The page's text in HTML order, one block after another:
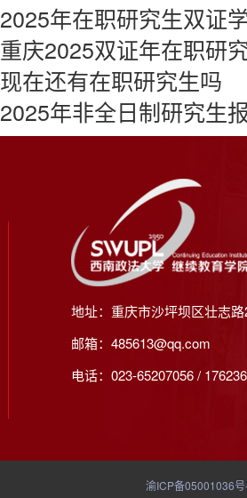
2025年在职研究生双证
重庆2025双证年在职研
现在还有在职研究生吗
2025年非全日制研究生
地址：重庆市沙坪坝区壮志
邮箱：485613@qq.com
电话：023-65207056 /
渝ICP备05001036